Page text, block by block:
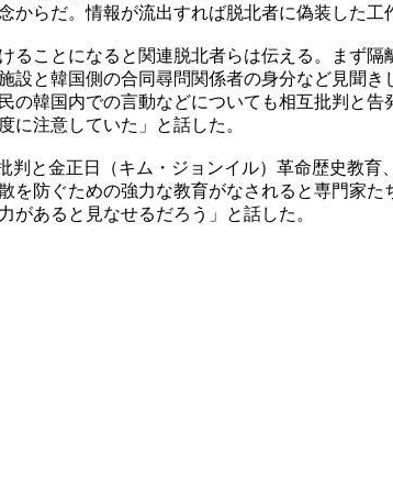
らだ。情報が流出すれば脱北者に偽装した工
ことになると関連脱北者らは伝える。まず
と韓国側の合同尋問関係者の身分など見聞
韓国内での言動などについても相互批判と
に注意していた」と話した。
と金正日（キム・ジョンイル）革命歴史教
防ぐための強力な教育がなされると専門家
あると見なせるだろう」と話した。